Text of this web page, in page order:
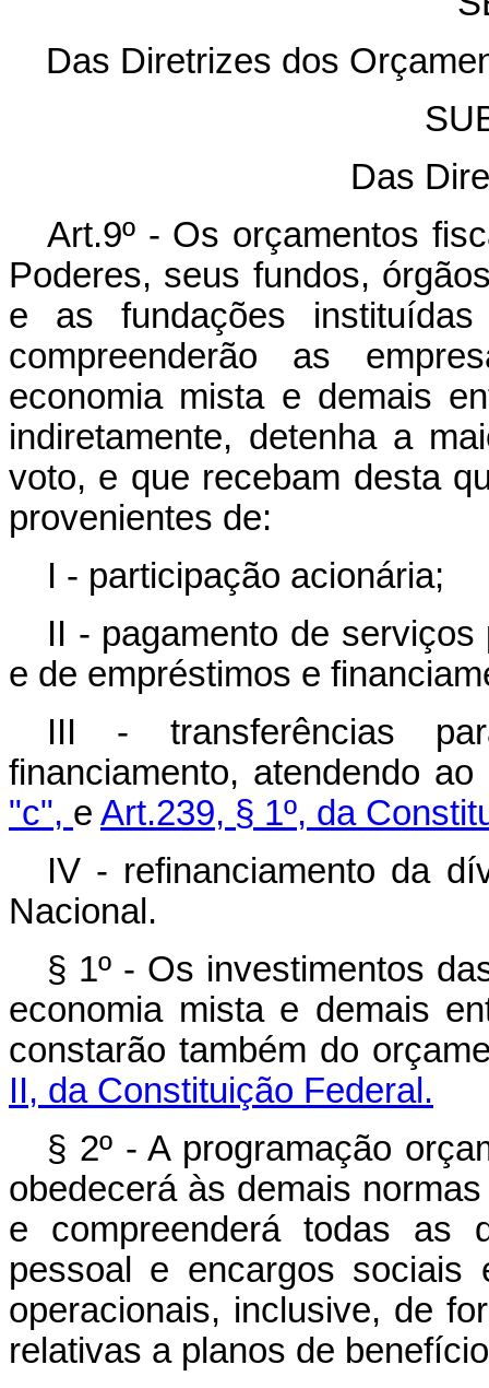
Das Diretrizes dos
Das
Art.9º - Os orçamentos
Poderes, seus fundos,
e as fundações
compreenderão as
economia mista e demais
indiretamente, detenha a
voto, e que recebam desta
provenientes de:
I - participação acionária;
II - pagamento de
e de empréstimos e
III - transferências
financiamento, atendendo
"c", e Art.239, § 1º, da
IV - refinanciamento da
Nacional.
§ 1º - Os investimentos
economia mista e demais
constarão também do
II, da Constituição Federal.
§ 2º - A programação
obedecerá às demais
e compreenderá todas as
pessoal e encargos sociais
operacionais, inclusive, de
relativas a planos de